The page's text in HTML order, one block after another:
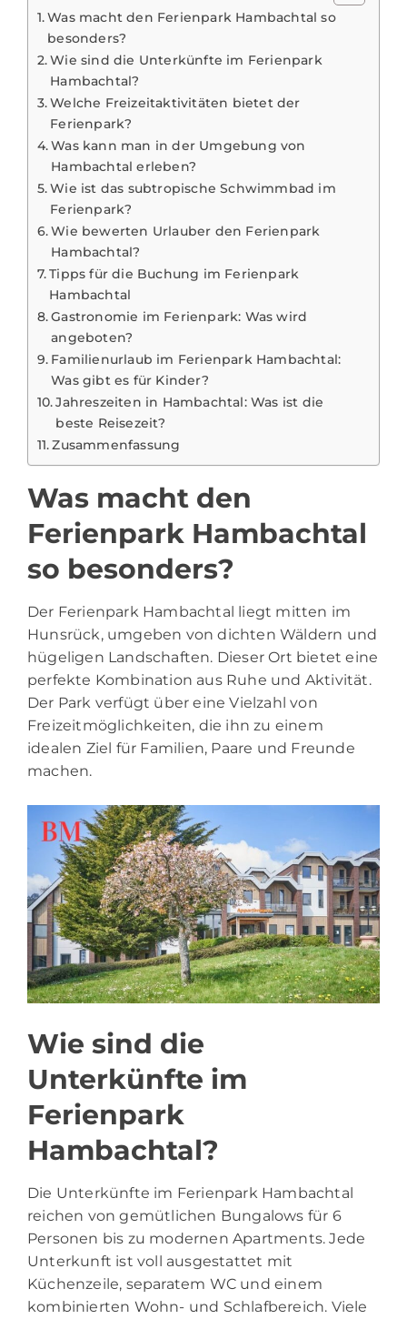
Was macht den Ferienpark Hambachtal so
besonders?
Wie sind die Unterkünfte im Ferienpark
Hambachtal?
Welche Freizeitaktivitäten bietet der
Ferienpark?
Was kann man in der Umgebung von
Hambachtal erleben?
Wie ist das subtropische Schwimmbad im
Ferienpark?
Wie bewerten Urlauber den Ferienpark
Hambachtal?
Tipps für die Buchung im Ferienpark
Hambachtal
Gastronomie im Ferienpark: Was wird
angeboten?
Familienurlaub im Ferienpark Hambachtal:
Was gibt es für Kinder?
Jahreszeiten in Hambachtal: Was ist die
beste Reisezeit?
Zusammenfassung
Was macht den
Ferienpark Hambachtal
so besonders?
Der Ferienpark Hambachtal liegt mitten im
Hunsrück, umgeben von dichten Wäldern und
hügeligen Landschaften. Dieser Ort bietet eine
perfekte Kombination aus Ruhe und Aktivität.
Der Park verfügt über eine Vielzahl von
Freizeitmöglichkeiten, die ihn zu einem
idealen Ziel für Familien, Paare und Freunde
machen.
Wie sind die
Unterkünfte im
Ferienpark
Hambachtal?
Die Unterkünfte im Ferienpark Hambachtal
reichen von gemütlichen Bungalows für 6
Personen bis zu modernen Apartments. Jede
Unterkunft ist voll ausgestattet mit
Küchenzeile, separatem WC und einem
kombinierten Wohn- und Schlafbereich. Viele